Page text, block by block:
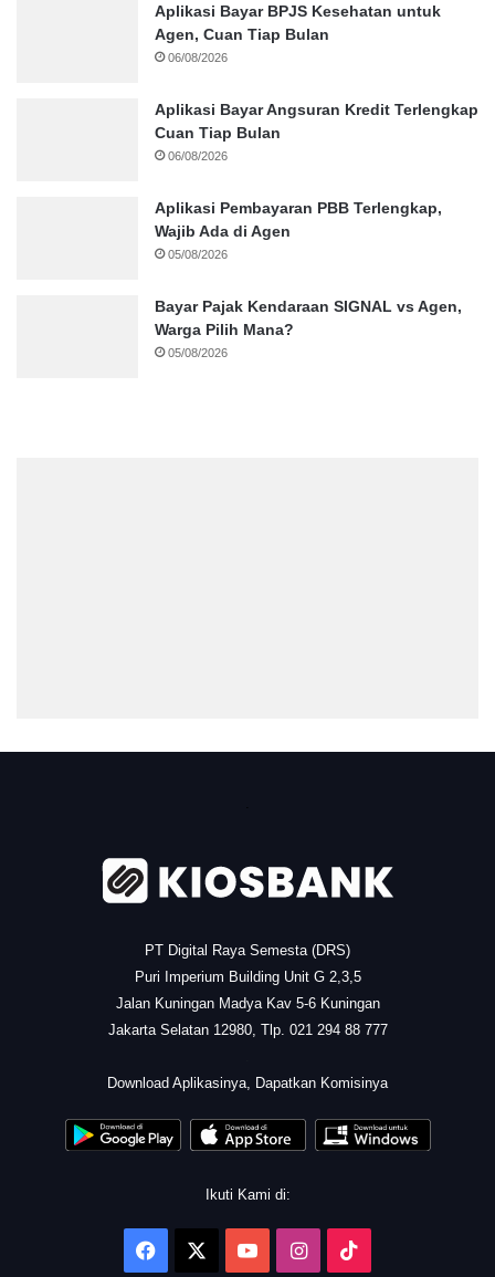
Aplikasi Bayar BPJS Kesehatan untuk
Agen, Cuan Tiap Bulan
06/08/2026
Aplikasi Bayar Angsuran Kredit Terlengkap
Cuan Tiap Bulan
06/08/2026
Aplikasi Pembayaran PBB Terlengkap,
Wajib Ada di Agen
05/08/2026
Bayar Pajak Kendaraan SIGNAL vs Agen,
Warga Pilih Mana?
05/08/2026
PT Digital Raya Semesta (DRS)
Puri Imperium Building Unit G 2,3,5
Jalan Kuningan Madya Kav 5-6 Kuningan
Jakarta Selatan 12980, Tlp. 021 294 88 777
Download Aplikasinya, Dapatkan Komisinya
Ikuti Kami di:
Facebook YouTubeInstagram